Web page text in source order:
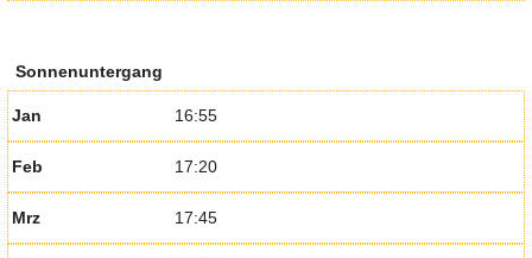
Sonnenuntergang
Jan 16:55
Feb 17:20
Mrz 17:45